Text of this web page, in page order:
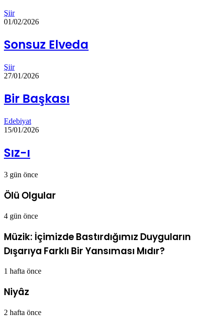
Şiir
01/02/2026
Sonsuz Elveda
Şiir
27/01/2026
Bir Başkası
Edebiyat
15/01/2026
Sız-ı
3 gün önce
Ölü Olgular
4 gün önce
Müzik: İçimizde Bastırdığımız Duyguların
Dışarıya Farklı Bir Yansıması Mıdır?
1 hafta önce
Niyâz
2 hafta önce